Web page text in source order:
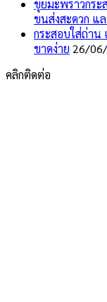
ขุยมะพร้าวกร
ขนส่งสะดวก แ
กระสอบใส่ถ่า
ขาดง่าย 26/
คลิกติดต่อ